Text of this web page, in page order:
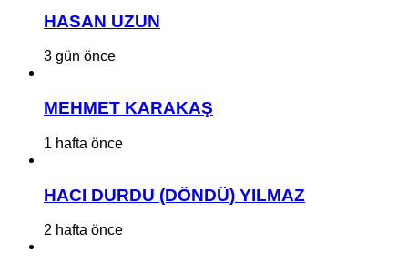
HASAN UZUN
3 gün önce
MEHMET KARAKAŞ
1 hafta önce
HACI DURDU (DÖNDÜ) YILMAZ
2 hafta önce